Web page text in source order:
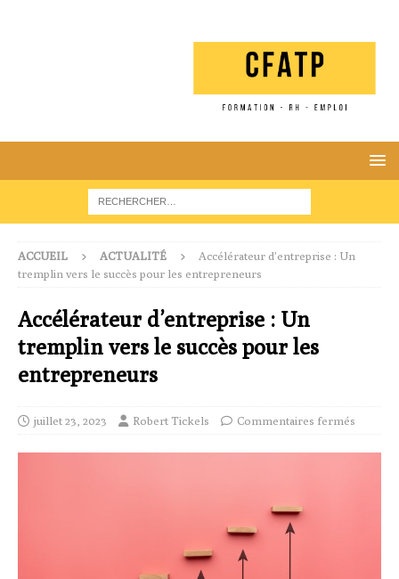
ACCUEIL ACTUALITÉ
Accélérateur d’entreprise : Un
tremplin vers le succès pour les entrepreneurs
Accélérateur d’entreprise : Un
tremplin vers le succès pour les
entrepreneurs
juillet 23, 2023 Robert Tickels Commentaires fermés